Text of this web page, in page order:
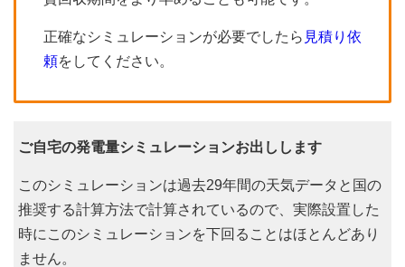
正確なシミュレーションが必要でしたら 見積り依
頼をしてください。
ご自宅の発電量シミュレーションお出しします
このシミュレーションは過去29年間の天気データと国の
推奨する計算方法で計算されているので、実際設置した
時にこのシミュレーションを下回ることはほとんどあり
ません。